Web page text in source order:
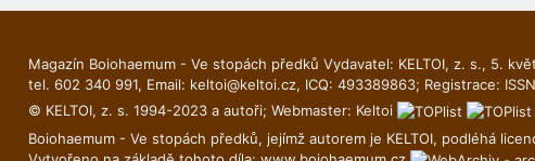
Magazín Boiohaemum - Ve stopách předků Vydavatel: KELTOI, z. s., 5.
tel. 602 340 991, Email: keltoi@keltoi.cz, ICQ: 493389863; Registrace:
© KELTOI, z. s. 1994-2023 a autoři; Webmaster: Keltoi
Boiohaemum - Ve stopách předků, jejímž autorem je KELTOI, podléhá